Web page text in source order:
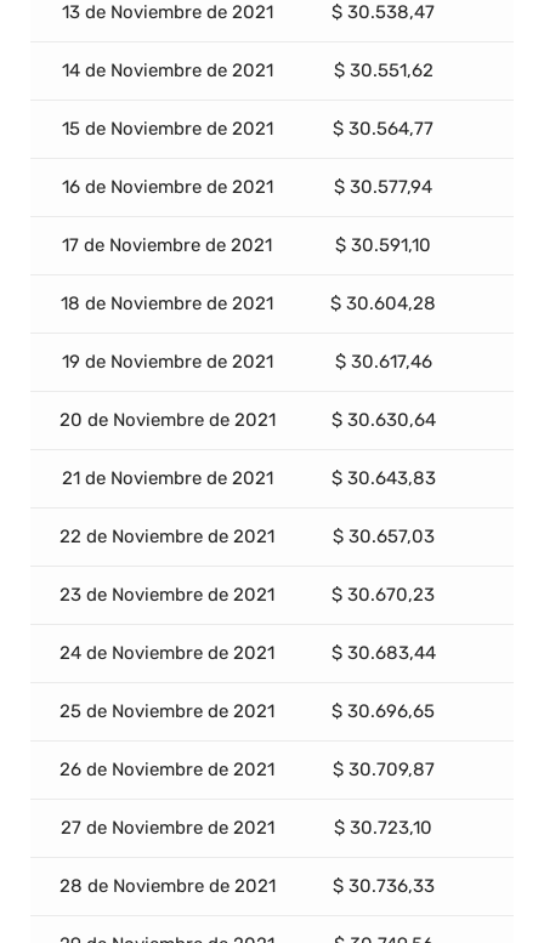
13 de Noviembre de 2021 $ 30.538,47
14 de Noviembre de 2021 $ 30.551,62
15 de Noviembre de 2021 $ 30.564,77
16 de Noviembre de 2021 $ 30.577,94
17 de Noviembre de 2021 $ 30.591,10
18 de Noviembre de 2021 $ 30.604,28
19 de Noviembre de 2021 $ 30.617,46
20 de Noviembre de 2021 $ 30.630,64
21 de Noviembre de 2021 $ 30.643,83
22 de Noviembre de 2021 $ 30.657,03
23 de Noviembre de 2021 $ 30.670,23
24 de Noviembre de 2021 $ 30.683,44
25 de Noviembre de 2021 $ 30.696,65
26 de Noviembre de 2021 $ 30.709,87
27 de Noviembre de 2021 $ 30.723,10
28 de Noviembre de 2021 $ 30.736,33